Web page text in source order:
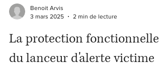
Benoit Arvis
3 mars 2025
2 min de lecture
La protection fonctionnelle
du lanceur d'alerte victime